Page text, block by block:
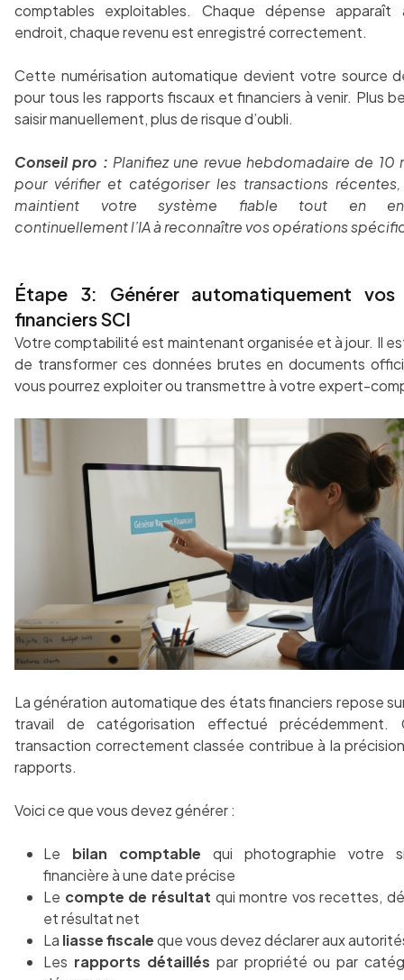
comptables exploitables. Chaque dépense apparaît
endroit, chaque revenu est enregistré correctement.
Cette numérisation automatique devient votre source
pour tous les rapports fiscaux et financiers à venir. Plus
saisir manuellement, plus de risque d’oubli.
Conseil pro : Planifiez une revue hebdomadaire de 10
pour vérifier et catégoriser les transactions
maintient votre système fiable tout en
continuellement l’IA à reconnaître vos opérations
Étape 3: Générer automatiquement
financiers SCI
Votre comptabilité est maintenant organisée et à jour. Il
de transformer ces données brutes en documents
vous pourrez exploiter ou transmettre à votre expert-
La génération automatique des états financiers repose
travail de catégorisation effectué précédemment.
transaction correctement classée contribue à la
rapports.
Voici ce que vous devez générer :
Le bilan comptable qui photographie votre
financière à une date précise
Le compte de résultat qui montre vos recettes,
et résultat net
La liasse fiscaleque vous devez déclarer aux
Les rapports détaillés par propriété ou par